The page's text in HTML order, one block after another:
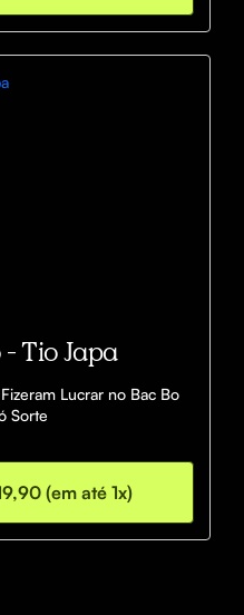
Tio Japa
Lucrar no Bac Bo
Sorte
(em até 1x)